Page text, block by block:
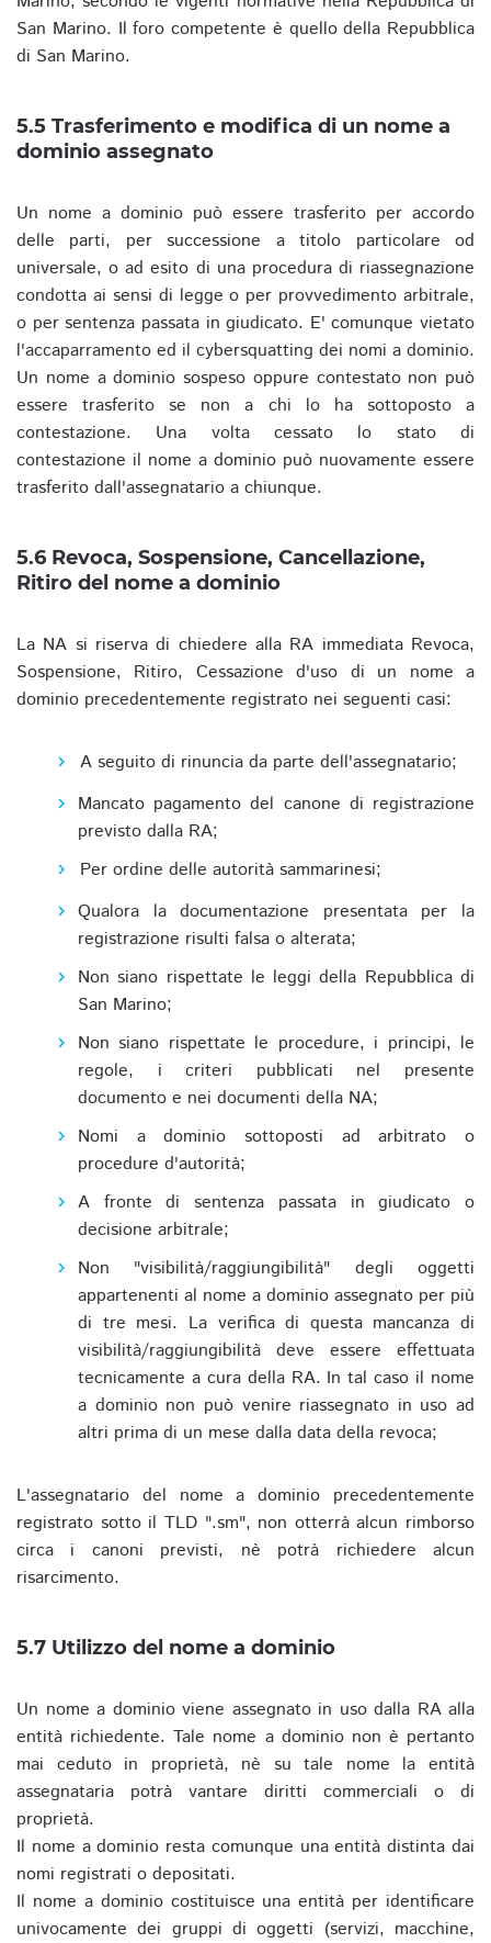
San Marino. Il foro competente è quello della Repubblica
di San Marino.
5.5 Trasferimento e modifica di un nome a
dominio assegnato
Un nome a dominio può essere trasferito per accordo
delle parti, per successione a titolo particolare od
universale, o ad esito di una procedura di riassegnazione
condotta ai sensi di legge o per provvedimento arbitrale,
o per sentenza passata in giudicato. E' comunque vietato
l'accaparramento ed il cybersquatting dei nomi a dominio.
Un nome a dominio sospeso oppure contestato non può
essere trasferito se non a chi lo ha sottoposto a
contestazione. Una volta cessato lo stato di
contestazione il nome a dominio può nuovamente essere
trasferito dall'assegnatario a chiunque.
5.6 Revoca, Sospensione, Cancellazione,
Ritiro del nome a dominio
La NA si riserva di chiedere alla RA immediata Revoca,
Sospensione, Ritiro, Cessazione d'uso di un nome a
dominio precedentemente registrato nei seguenti casi:
A seguito di rinuncia da parte dell'assegnatario;
Mancato pagamento del canone di registrazione
previsto dalla RA;
Per ordine delle autorità sammarinesi;
Qualora la documentazione presentata per la
registrazione risulti falsa o alterata;
Non siano rispettate le leggi della Repubblica di
San Marino;
Non siano rispettate le procedure, i principi, le
regole, i criteri pubblicati nel presente
documento e nei documenti della NA;
Nomi a dominio sottoposti ad arbitrato o
procedure d'autorità;
A fronte di sentenza passata in giudicato o
decisione arbitrale;
Non "visibilità/raggiungibilità" degli oggetti
appartenenti al nome a dominio assegnato per più
di tre mesi. La verifica di questa mancanza di
visibilità/raggiungibilità deve essere effettuata
tecnicamente a cura della RA. In tal caso il nome
a dominio non può venire riassegnato in uso ad
altri prima di un mese dalla data della revoca;
L'assegnatario del nome a dominio precedentemente
registrato sotto il TLD ".sm", non otterrà alcun rimborso
circa i canoni previsti, nè potrà richiedere alcun
risarcimento.
5.7 Utilizzo del nome a dominio
Un nome a dominio viene assegnato in uso dalla RA alla
entità richiedente. Tale nome a dominio non è pertanto
mai ceduto in proprietà, nè su tale nome la entità
assegnataria potrà vantare diritti commerciali o di
proprietà.
Il nome a dominio resta comunque una entità distinta dai
nomi registrati o depositati.
Il nome a dominio costituisce una entità per identificare
univocamente dei gruppi di oggetti (servizi, macchine,